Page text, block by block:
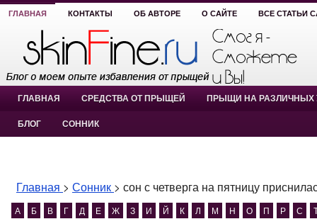
ГЛАВНАЯ КОНТАКТЫ ОБ АВТОРЕ О САЙТЕ ВСЕ СТАТЬИ
ГЛАВНАЯ СРЕДСТВА ОТ ПРЫЩЕЙ ПРЫЩИ НА РАЗЛИЧНЫХ
БЛОГ СОННИК
Главная > Сонник > сон с четверга на пятницу
А Б В Г Д Е Ж З И Й К Л М Н О П Р С